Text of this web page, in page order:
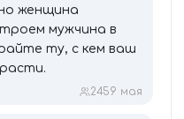
женщина
мужчина в
ту, с кем ваш
2459 мая